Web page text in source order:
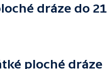
dráze do
ploché dráze